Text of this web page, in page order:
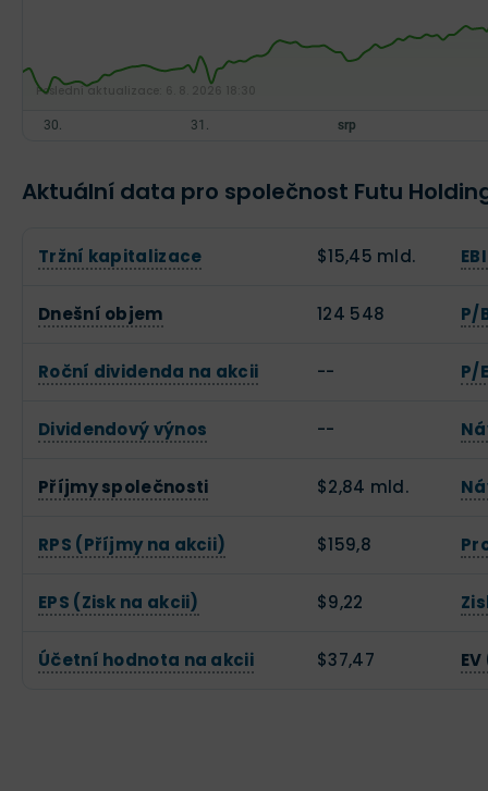
Poslední aktualizace:
Aktuální data pro společnost Futu
Tržní kapitalizace $15,45 mld.
Dnešní objem 124 548 P/
Roční dividenda na akcii -- P/
Dividendový výnos --
Příjmy společnosti $2,84 mld.
RPS (Příjmy na akcii) $159,8
EPS (Zisk na akcii) $9,22
Účetní hodnota na akcii $37,47